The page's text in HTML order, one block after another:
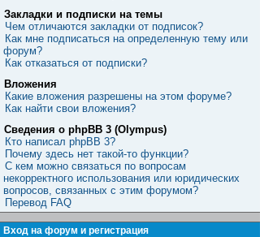
Закладки и подписки на темы
Чем отличаются закладки от подписок?
Как мне подписаться на определенную тему или
форум?
Как отказаться от подписки?
Вложения
Какие вложения разрешены на этом форуме?
Как найти свои вложения?
Сведения о phpBB 3 (Olympus)
Кто написал phpBB 3?
Почему здесь нет такой-то функции?
С кем можно связаться по вопросам
некорректного использования или юридических
вопросов, связанных с этим форумом?
Перевод FAQ
Вход на форум и регистрация